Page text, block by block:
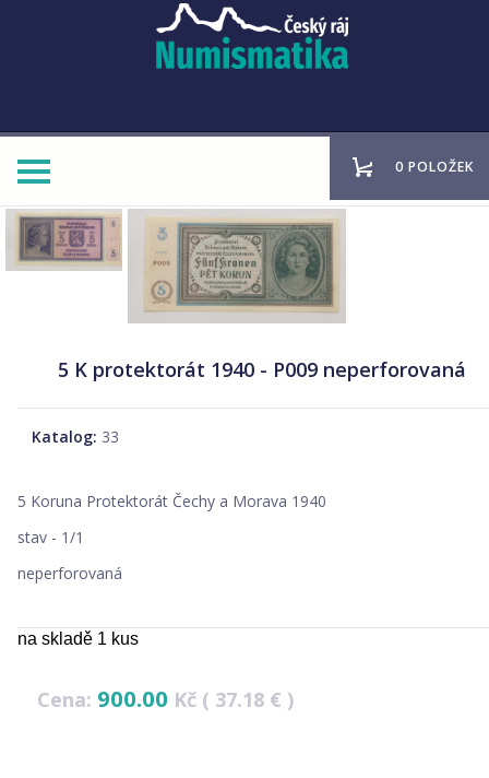
0 POLOŽEK
5 K protektorát 1940 - P009 neperforovaná
Katalog: 33
5 Koruna Protektorát Čechy a Morava 1940
stav - 1/1
neperforovaná
na skladě 1 kus
Cena: 900.00 Kč ( 37.18 € )